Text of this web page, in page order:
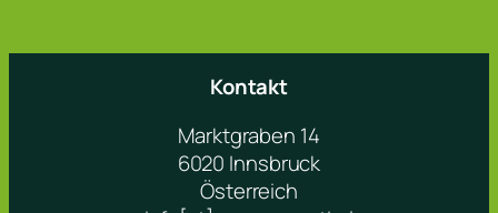
Kontakt
Marktgraben 14
6020 Innsbruck
Österreich